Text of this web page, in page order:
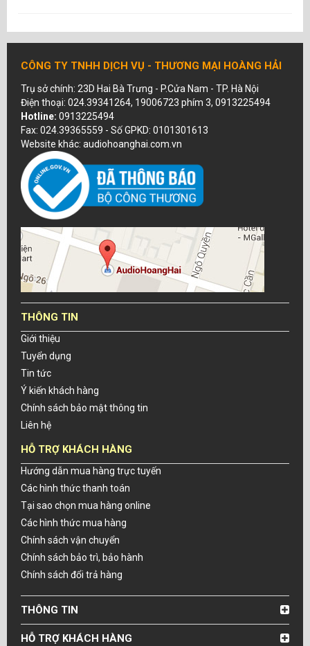
CÔNG TY TNHH DỊCH VỤ - THƯƠNG MẠI HOÀNG HẢI
Trụ sở chính: 23D Hai Bà Trưng - P.Cửa Nam - TP. Hà Nội
Điện thoại: 024.39341264, 19006723 phím 3, 0913225494
Hotline: 0913225494
Fax: 024.39365559 - Số GPKD: 0101301613
Website khác: audiohoanghai.com.vn
THÔNG TIN
Giới thiệu
Tuyển dụng
Tin tức
Ý kiến khách hàng
Chính sách bảo mật thông tin
Liên hệ
HỖ TRỢ KHÁCH HÀNG
Hướng dẫn mua hàng trực tuyến
Các hình thức thanh toán
Tại sao chọn mua hàng online
Các hình thức mua hàng
Chính sách vận chuyển
Chính sách bảo trì, bảo hành
Chính sách đổi trả hàng
THÔNG TIN
HỖ TRỢ KHÁCH HÀNG